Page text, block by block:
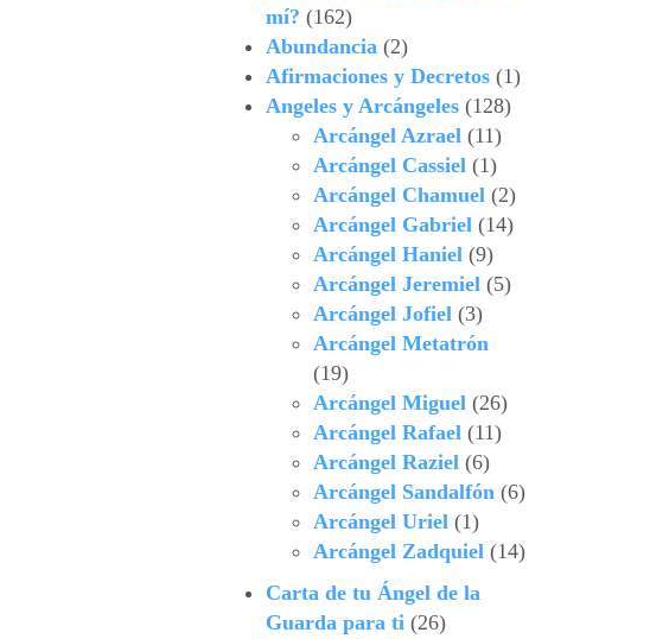
mí? (162)
Abundancia(2)
Afirmaciones y Decretos(1)
Angeles y Arcángeles(128)
Arcángel Azrael(11)
Arcángel Cassiel(1)
Arcángel Chamuel(2)
Arcángel Gabriel(14)
Arcángel Haniel(9)
Arcángel Jeremiel(5)
Arcángel Jofiel(3)
Arcángel Metatrón
(19)
Arcángel Miguel(26)
Arcángel Rafael(11)
Arcángel Raziel(6)
Arcángel Sandalfón(6)
Arcángel Uriel(1)
Arcángel Zadquiel(14)
Carta de tu Ángel de la
Guarda para ti(26)